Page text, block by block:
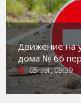
Движение на
дома № 66
05-авг, 09:39